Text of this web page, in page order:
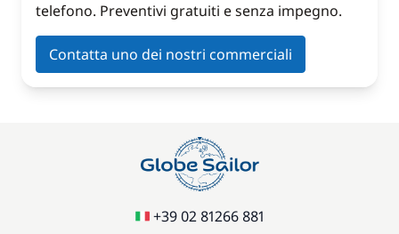
telefono. Preventivi gratuiti e senza impegno.
Contatta uno dei nostri commerciali
+39 02 81266 881